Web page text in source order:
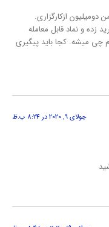
من دومیلیون ازکارگزاری.
زده و نماد قابل معامله
میشه. کجا باید پیگیری
جولای 9, 2020 در 8:24 ب.ظ